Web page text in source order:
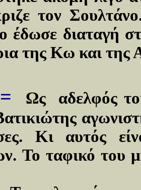
τον
έδωσε διαταγή
της Κω και της
Ως αδελφός
Κι αυτός
Το ταφικό του